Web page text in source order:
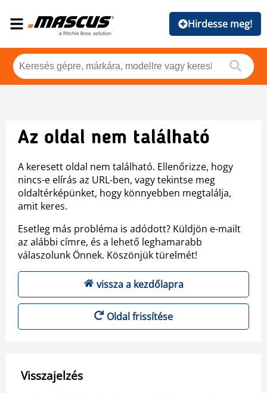
Hirdesse meg!
Az oldal nem található
A keresett oldal nem található. Ellenőrizze, hogy
nincs-e elírás az URL-ben, vagy tekintse meg
oldaltérképünket, hogy könnyebben megtalálja,
amit keres.
Esetleg más probléma is adódott? Küldjön e-mailt
az alábbi címre, és a lehető leghamarabb
válaszolunk Önnek. Köszönjük türelmét!
vissza a kezdőlapra
Oldal frissítése
Visszajelzés